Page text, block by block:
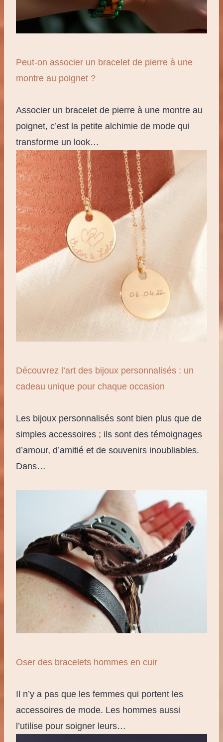
Peut-on associer un bracelet de pierre à une
montre au poignet ?
Associer un bracelet de pierre à une montre au
poignet, c’est la petite alchimie de mode qui
transforme un look…
Découvrez l’art des bijoux personnalisés : un
cadeau unique pour chaque occasion
Les bijoux personnalisés sont bien plus que de
simples accessoires ; ils sont des témoignages
d’amour, d’amitié et de souvenirs inoubliables.
Dans…
Oser des bracelets hommes en cuir
Il n’y a pas que les femmes qui portent les
accessoires de mode. Les hommes aussi
l’utilise pour soigner leurs…